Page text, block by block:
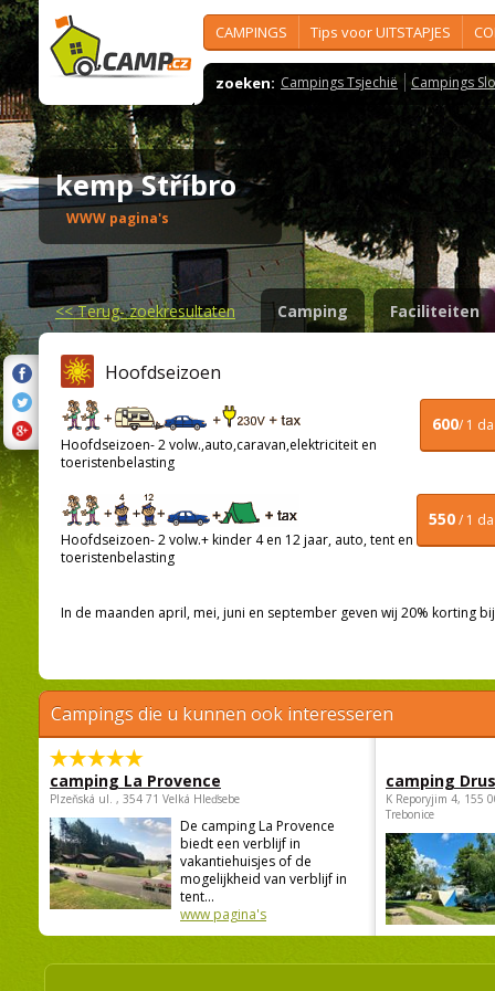
CAMPINGS Tips voor UITSTAPJES
zoeken: Campings Tsjechië Campings
kemp Stříbro
WWW pagina's
<<Terug- zoekresultaten Camping Faciliteiten
Hoofdseizoen
600/ 1
Hoofdseizoen- 2 volw.,auto,caravan,elektriciteit en
toeristenbelasting
550/ 1
Hoofdseizoen- 2 volw.+ kinder 4 en 12 jaar, auto, tent en
toeristenbelasting
In de maanden april, mei, juni en september geven wij 20% korting
Campings die u kunnen ook interesseren
camping La Provence
Plzeňská ul. , 354 71 Velká Hleďsebe
De camping La Provence
biedt een verblijf in
vakantiehuisjes of de
mogelijkheid van verblijf in
tent...
www pagina's
camping
K Reporyjim 4, 155
Trebonice